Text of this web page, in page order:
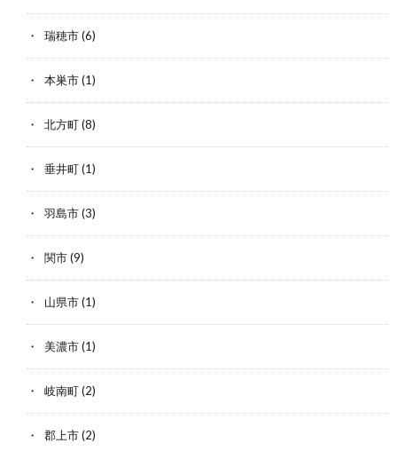
瑞穂市(6)
本巣市(1)
北方町(8)
垂井町(1)
羽島市(3)
関市(9)
山県市(1)
美濃市(1)
岐南町(2)
郡上市(2)